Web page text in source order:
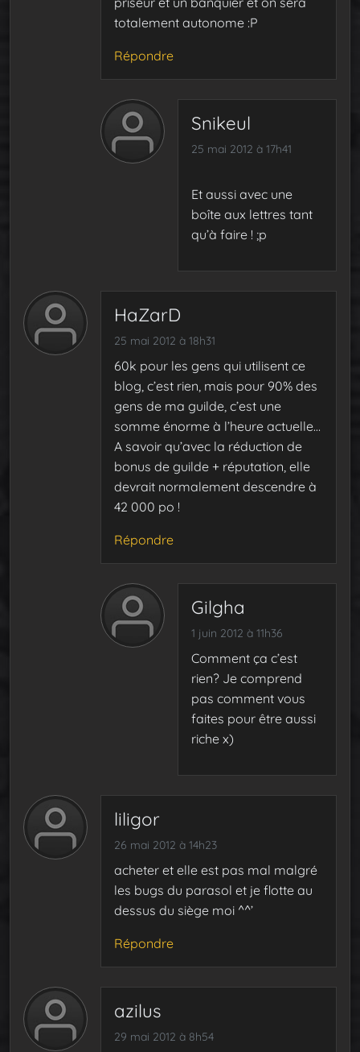
totalement autonome :P
Répondre
Snikeul
25 mai 2012 à 17h41
Et aussi avec une
boîte aux lettres tant
qu’à faire ! ;p
HaZarD
25 mai 2012 à 18h31
60k pour les gens qui utilisent ce
blog, c’est rien, mais pour 90% des
gens de ma guilde, c’est une
somme énorme à l’heure actuelle…
A savoir qu’avec la réduction de
bonus de guilde + réputation, elle
devrait normalement descendre à
42 000 po !
Répondre
Gilgha
1 juin 2012 à 11h36
Comment ça c’est
rien? Je comprend
pas comment vous
faites pour être aussi
riche x)
liligor
26 mai 2012 à 14h23
acheter et elle est pas mal malgré
les bugs du parasol et je flotte au
dessus du siège moi ^^’
Répondre
azilus
29 mai 2012 à 8h54